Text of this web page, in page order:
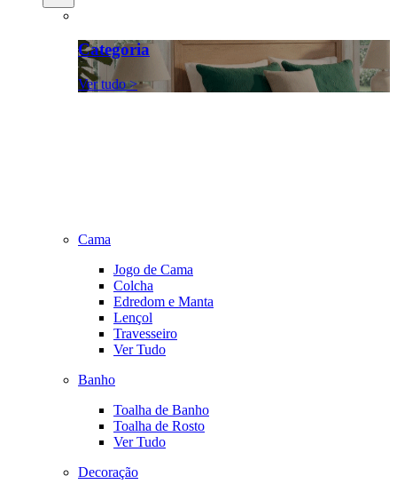
Categoria
Ver tudo >
Cama
Jogo de Cama
Colcha
Edredom e Manta
Lençol
Travesseiro
Ver Tudo
Banho
Toalha de Banho
Toalha de Rosto
Ver Tudo
Decoração